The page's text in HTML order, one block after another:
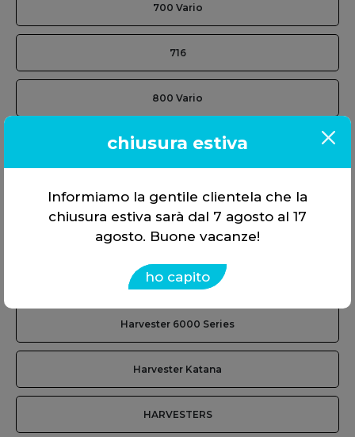
700 Vario
716
800 Vario
824 Vario
COMBINES
Harvester
Harvester 6000 Series
Harvester Katana
HARVESTERS
chiusura estiva
Informiamo la gentile clientela che la
chiusura estiva sarà dal 7 agosto al 17
agosto. Buone vacanze!
ho capito